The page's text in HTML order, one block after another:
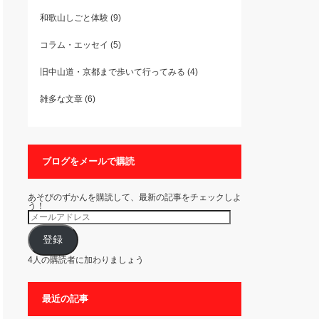
和歌山しごと体験(9)
コラム・エッセイ (5)
旧中山道・京都まで歩いて行ってみる (4)
雑多な文章(6)
ブログをメールで購読
あそびのずかんを購読して、最新の記事をチェックしよ
う！
メ
ー
ル
ア
ド
レ
ス
登録
4人の購読者に加わりましょう
最近の記事